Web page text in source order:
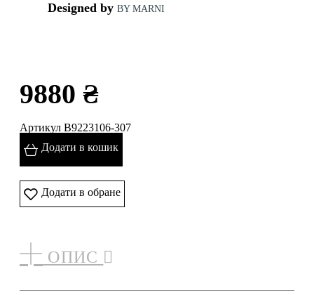
Designed by BY MARNI
9880 ₴
Артикул B9223106-307
Додати в кошик
Додати в обране
ОПИС